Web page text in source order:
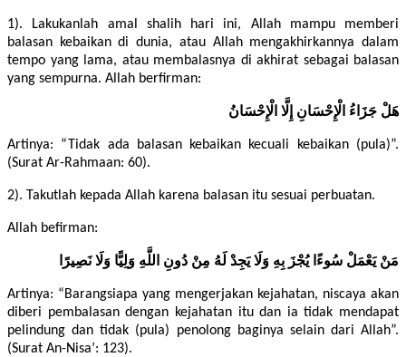
1). Lakukanlah amal shalih hari ini, Allah mampu memberi
balasan kebaikan di dunia, atau Allah mengakhirkannya dalam
tempo yang lama, atau membalasnya di akhirat sebagai balasan
yang sempurna. Allah berfirman:
هَلْ جَزَاءُ الْإِحْسَانِ إِلَّا الْإِحْسَانُ
Artinya: “Tidak ada balasan kebaikan kecuali kebaikan (pula)”.
(Surat Ar-Rahmaan: 60).
2). Takutlah kepada Allah karena balasan itu sesuai perbuatan.
Allah befirman:
مَنْ يَعْمَلْ سُوءًا يُجْزَ بِهِ وَلَا يَجِدْ لَهُ مِنْ دُونِ اللَّهِ وَلِيًّا وَلَا نَصِيرًا
Artinya: “Barangsiapa yang mengerjakan kejahatan, niscaya akan
diberi pembalasan dengan kejahatan itu dan ia tidak mendapat
pelindung dan tidak (pula) penolong baginya selain dari Allah”.
(Surat An-Nisa’: 123).